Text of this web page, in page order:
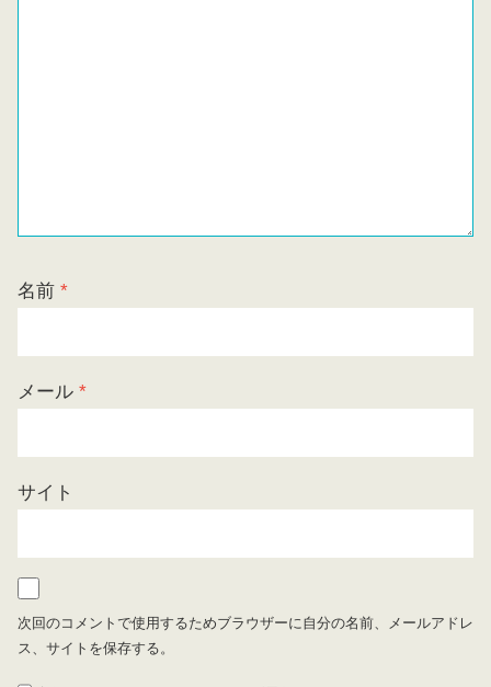
名前 *
メール *
サイト
次回のコメントで使用するためブラウザーに自分の名前、メールアドレ
ス、サイトを保存する。